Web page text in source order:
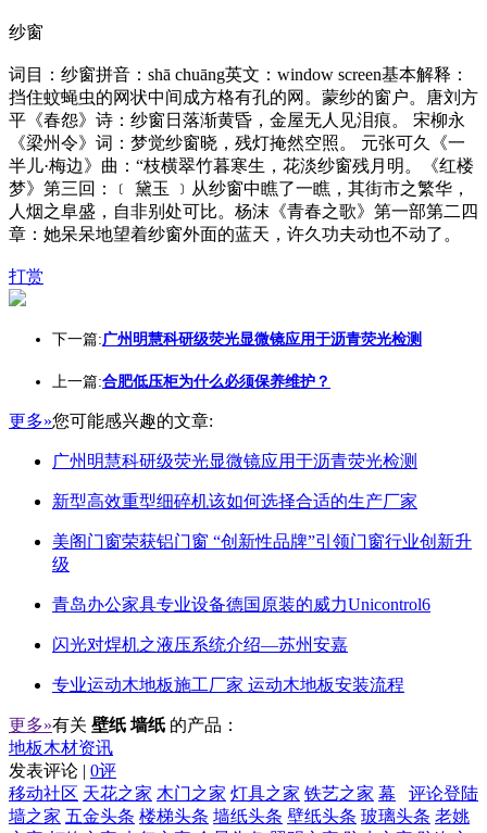
纱窗
词目：纱窗拼音：shā chuāng英文：window screen基本解释：
挡住蚊蝇虫的网状中间成方格有孔的网。蒙纱的窗户。唐刘方
平《春怨》诗：纱窗日落渐黄昏，金屋无人见泪痕。 宋柳永
《梁州令》词：梦觉纱窗晓，残灯掩然空照。 元张可久《一
半儿·梅边》曲：“枝横翠竹暮寒生，花淡纱窗残月明。《红楼
梦》第三回：﹝ 黛玉 ﹞从纱窗中瞧了一瞧，其街市之繁华，
人烟之阜盛，自非别处可比。杨沫《青春之歌》第一部第二四
章：她呆呆地望着纱窗外面的蓝天，许久功夫动也不动了。
打赏
下一篇:广州明慧科研级荧光显微镜应用于沥青荧光检测
上一篇:合肥低压柜为什么必须保养维护？
更多»您可能感兴趣的文章:
广州明慧科研级荧光显微镜应用于沥青荧光检测
新型高效重型细碎机该如何选择合适的生产厂家
美阁门窗荣获铝门窗 “创新性品牌”引领门窗行业创新升
级
青岛办公家具专业设备德国原装的威力Unicontrol6
闪光对焊机之液压系统介绍—苏州安嘉
专业运动木地板施工厂家 运动木地板安装流程
更多»有关 壁纸 墙纸 的产品：
地板木材资讯
发表评论 | 0评
评论登陆
移动社区 天花之家 木门之家 灯具之家 铁艺之家 幕
墙之家 五金头条 楼梯头条 墙纸头条 壁纸头条 玻璃头条 老姚